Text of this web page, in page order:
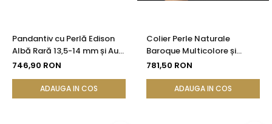
Pandantiv cu Perlă Edison
Albă Rară 13,5-14 mm și Aur
Galben 14K (aur 585) |
746,90 RON
ADAUGA IN COS
Colier Perle Naturale
Baroque Multicolore și
Închizătoare Argint 925 |
781,50 RON
ADAUGA IN COS